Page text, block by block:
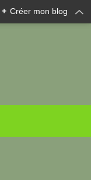
+ Créer mon blog